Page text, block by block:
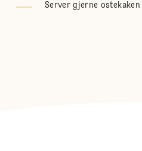
Server gjerne